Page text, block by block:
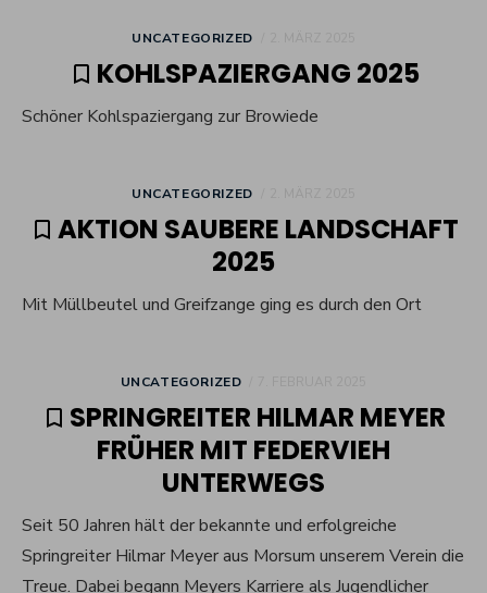
UNCATEGORIZED
KOHLSPAZIERGANG 2025
Schöner Kohlspaziergang zur Browiede
UNCATEGORIZED
AKTION SAUBERE LANDSCHAFT
2025
Mit Müllbeutel und Greifzange ging es durch den Ort
UNCATEGORIZED
SPRINGREITER HILMAR MEYER
FRÜHER MIT FEDERVIEH
UNTERWEGS
Seit 50 Jahren hält der bekannte und erfolgreiche
Springreiter Hilmar Meyer aus Morsum unserem Verein die
Treue. Dabei begann Meyers Karriere als Jugendlicher